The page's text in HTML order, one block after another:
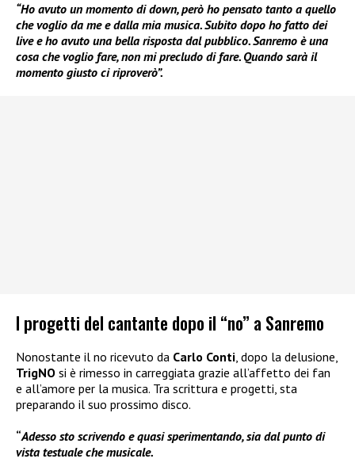
“Ho avuto un momento di down, però ho pensato tanto a quello
che voglio da me e dalla mia musica. Subito dopo ho fatto dei
live e ho avuto una bella risposta dal pubblico. Sanremo è una
cosa che voglio fare, non mi precludo di fare. Quando sarà il
momento giusto ci riproverò”.
I progetti del cantante dopo il “no” a Sanremo
Nonostante il no ricevuto da Carlo Conti , dopo la delusione,
TrigNO si è rimesso in carreggiata grazie all’affetto dei fan
e all’amore per la musica. Tra scrittura e progetti, sta
preparando il suo prossimo disco.
“Adesso sto scrivendo e quasi sperimentando, sia dal punto di
vista testuale che musicale.